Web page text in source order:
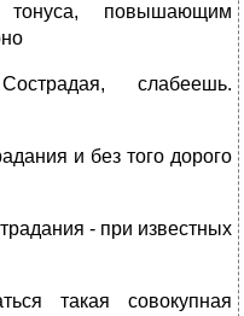
тонуса, повышающим
слабеешь.
и без того дорого
- при известных
такая совокупная